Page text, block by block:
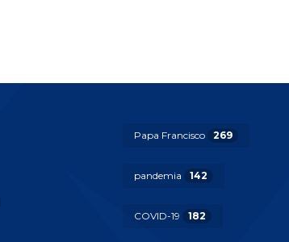
Papa Francisco 269
pandemia 142
COVID-19 182